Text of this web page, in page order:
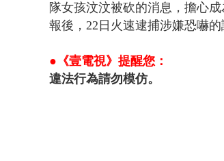
隊女孩汶汶被砍的消息，擔心
報後，22日火速逮捕涉嫌恐嚇的
●《壹電視》提醒您：
違法行為請勿模仿。